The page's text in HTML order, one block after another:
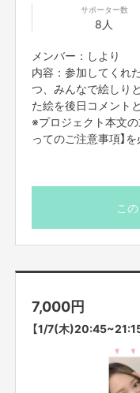
サポーター数
8人
メンバー：しより
内容：参加してくれ
つ、みんなで絵しり
た絵を後日コメント
※プロジェクト本文
ってのご注意事項】
こ
7,000円
【1/7(木